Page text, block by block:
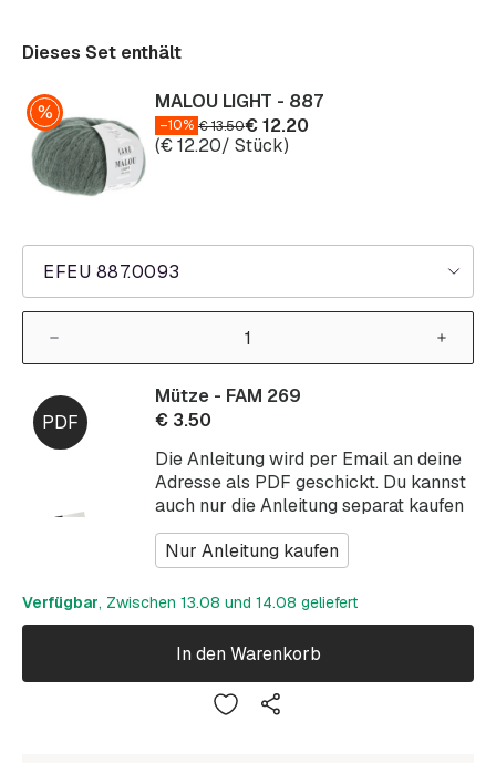
Dieses Set enthält
EFEU 887.0093
MALOU LIGHT - 887
–10% €13.50€12.20
(€12.20/ Stück)
Die Anleitung wird per Email an deine
Adresse als PDF geschickt. Du kannst
auch nur die Anleitung separat kaufen
Nur Anleitung kaufen
Mütze - FAM 269
€ 3.50
Verfügbar, Zwischen 13.08 und 14.08 geliefert
In den Warenkorb